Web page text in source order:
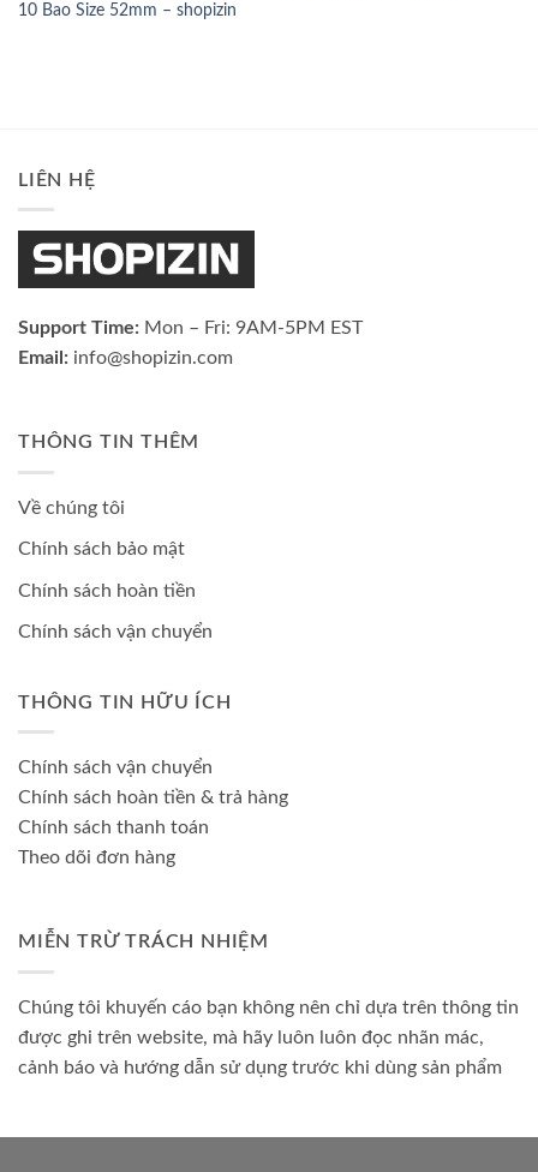
10 Bao Size 52mm – shopizin
LIÊN HỆ
Support Time: Mon – Fri: 9AM-5PM EST
Email: info@shopizin.com
THÔNG TIN THÊM
Về chúng tôi
Chính sách bảo mật
Chính sách hoàn tiền
Chính sách vận chuyển
THÔNG TIN HỮU ÍCH
Chính sách vận chuyển
Chính sách hoàn tiền & trả hàng
Chính sách thanh toán
Theo dõi đơn hàng
MIỄN TRỪ TRÁCH NHIỆM
Chúng tôi khuyến cáo bạn không nên chỉ dựa trên thông tin
được ghi trên website, mà hãy luôn luôn đọc nhãn mác,
cảnh báo và hướng dẫn sử dụng trước khi dùng sản phẩm